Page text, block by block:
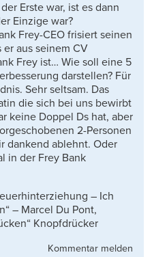
Erste war, ist es dann
Einzige war?
Frey-CEO frisiert seinen
er aus seinem CV
Frey ist… Wie soll eine 5
darstellen? Für
Sehr seltsam. Das
die sich bei uns bewirbt
keine Doppel Ds hat, aber
2-Personen
dankend ablehnt. Oder
in der Frey Bank
– Ich
– Marcel Du Pont,
Knopfdrücker
Kommentar melden